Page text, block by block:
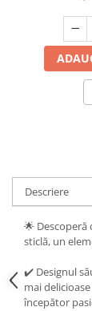
Suporturi si
Tacamuri si
Taietoare
Tocatoare de
Ustensile
Vaze si
Vesela unica
Suporturi si
Uscatoare de
Descriere
🌟
sticlă, un
✔️ Designul
mai
începător